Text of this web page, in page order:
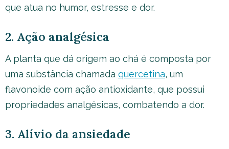
que atua no humor, estresse e dor.
2. Ação analgésica
A planta que dá origem ao chá é composta por
uma substância chamada quercetina, um
flavonoide com ação antioxidante, que possui
propriedades analgésicas, combatendo a dor.
3. Alívio da ansiedade